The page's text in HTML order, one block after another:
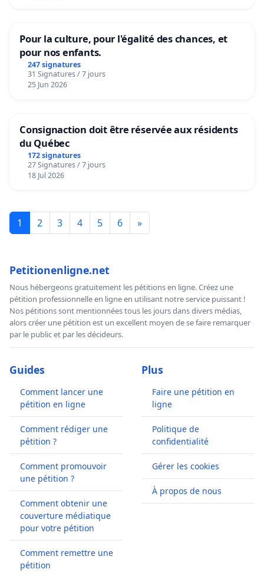
Pour la culture, pour l'égalité des chances, et
pour nos enfants.
247 signatures
31 Signatures / 7 jours
25 Jun 2026
Consignaction doit être réservée aux résidents
du Québec
172 signatures
27 Signatures / 7 jours
18 Jul 2026
1 2 3 4 5 6 »
Petitionenligne.net
Nous hébergeons gratuitement les pétitions en ligne. Créez une
pétition professionnelle en ligne en utilisant notre service puissant !
Nos pétitions sont mentionnées tous les jours dans divers médias,
alors créer une pétition est un excellent moyen de se faire remarquer
par le public et par les décideurs.
Guides
Comment lancer une
pétition en ligne
Comment rédiger une
pétition ?
Comment promouvoir
une pétition ?
Comment obtenir une
couverture médiatique
pour votre pétition
Comment remettre une
pétition
Plus
Faire une pétition en
ligne
Politique de
confidentialité
Gérer les cookies
À propos de nous